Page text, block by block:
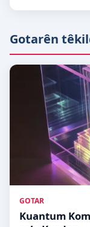
Gotarên
GOTAR
Kuantum